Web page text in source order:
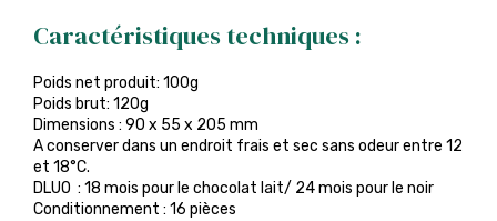
Caractéristiques techniques :
Poids net produit: 100g
Poids brut: 120g
Dimensions : 90 x 55 x 205 mm
A conserver dans un endroit frais et sec sans odeur entre 12
et 18°C.
DLUO : 18 mois pour le chocolat lait/ 24 mois pour le noir
Conditionnement : 16 pièces